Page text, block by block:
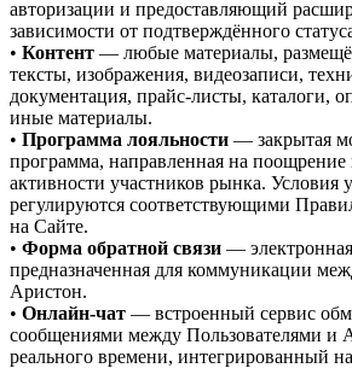
авторизации и предоставляющий
зависимости от подтверждённого
• Контент — любые материалы,
тексты, изображения, видеозаписи,
документация, прайс-листы, каталоги,
иные материалы.
• Программа лояльности — закрытая
программа, направленная на поощрение
активности участников рынка. Условия
регулируются соответствующими
на Сайте.
• Форма обратной связи —
предназначенная для коммуникации
Аристон.
• Онлайн-чат — встроенный сервис
сообщениями между Пользователями и
реального времени, интегрированный